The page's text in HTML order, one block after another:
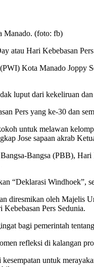
Manado. (foto: fb)
atau Hari Kebebasan
Kota Manado Joppy
luput dari kekeliruan
Pers yang ke-30 dan
untuk melawan
Jose sapaan akrab
Bangsa (PBB),
“Deklarasi Windhoek”,
diresmikan oleh Majelis
Pers Sedunia.
bagi pemerintah
refleksi di kalangan
untuk